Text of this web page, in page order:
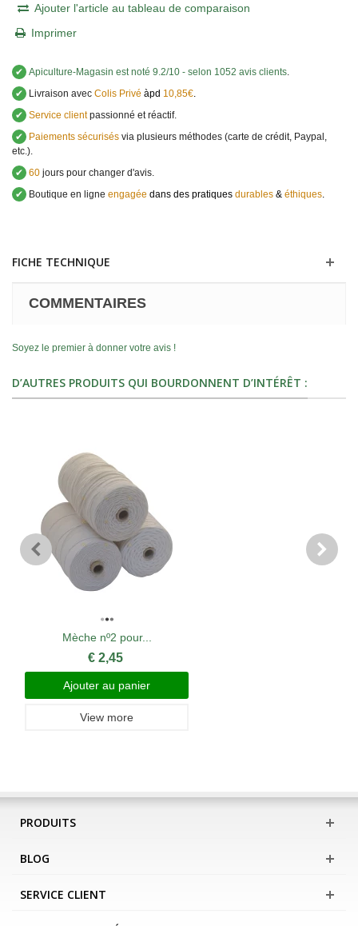
Ajouter l'article au tableau de comparaison
Imprimer
✔ Apiculture-Magasin est noté 9.2/10 - selon 1052 avis clients.
✔
Livraison avec Colis Privé àpd 10,85€.
✔ Service clientpassionné et réactif.
✔
Paiements sécurisés via plusieurs méthodes (carte de crédit, Paypal,
etc.).
✔ 60 jours pour changer d'avis.
✔
Boutique en ligne engagée dans des pratiques durables & éthiques.
FICHE TECHNIQUE
COMMENTAIRES
Soyez le premier à donner votre avis !
D’AUTRES PRODUITS QUI BOURDONNENT D’INTÉRÊT :
Mèche nº2 pour...
€ 2,45
Ajouter au panier
View more
PRODUITS
BLOG
SERVICE CLIENT